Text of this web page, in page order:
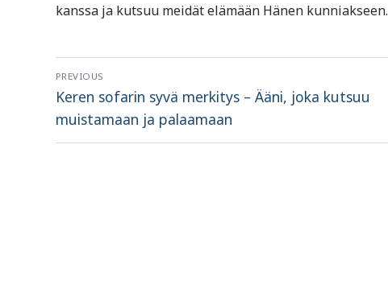
kanssa ja kutsuu meidät elämään Hänen kunniakseen.
Artikkelien
selaus
PREVIOUS
Previous
post:
Keren sofarin syvä merkitys – Ääni, joka kutsuu
muistamaan ja palaamaan